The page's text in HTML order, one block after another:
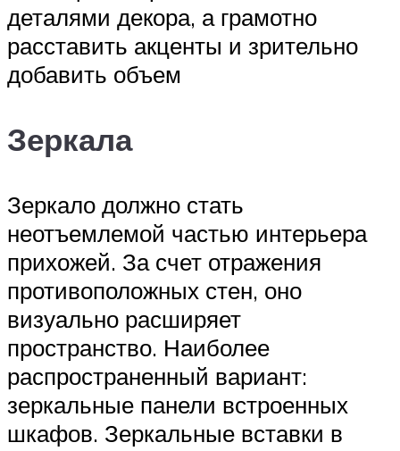
деталями декора, а грамотно
расставить акценты и зрительно
добавить объем
Зеркала
Зеркало должно стать
неотъемлемой частью интерьера
прихожей. За счет отражения
противоположных стен, оно
визуально расширяет
пространство. Наиболее
распространенный вариант:
зеркальные панели встроенных
шкафов. Зеркальные вставки в